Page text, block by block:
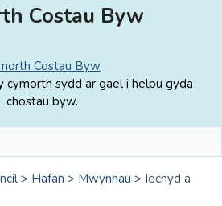
Costau Byw
Costau Byw
cymorth sydd ar gael i helpu gyda
chostau byw.
> Hafan > Mwynhau > Iechyd a